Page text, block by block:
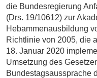
die Bundesregierung
(Drs. 19/10612) zur
Hebammenausbildung
Richtlinie von 2005, die
18. Januar 2020
Umsetzung des
Bundestagsaussprache